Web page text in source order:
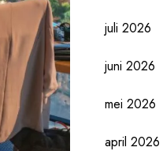
juli 2026
juni 2026
mei 2026
april 2026